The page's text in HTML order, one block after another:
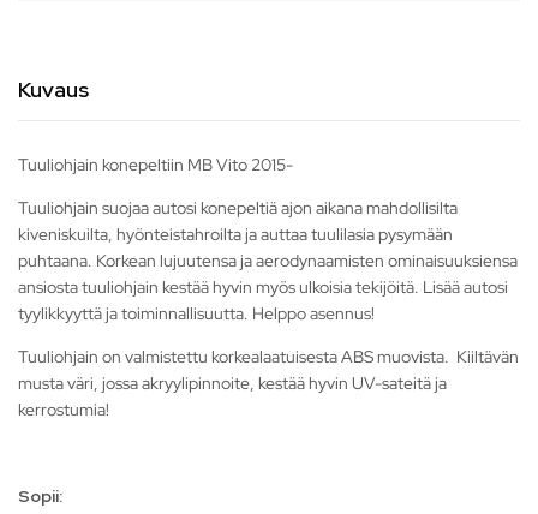
Kuvaus
Tuuliohjain konepeltiin MB Vito 2015-
Tuuliohjain suojaa autosi konepeltiä ajon aikana mahdollisilta
kiveniskuilta, hyönteistahroilta ja auttaa tuulilasia pysymään
puhtaana. Korkean lujuutensa ja aerodynaamisten ominaisuuksiensa
ansiosta tuuliohjain kestää hyvin myös ulkoisia tekijöitä. Lisää autosi
tyylikkyyttä ja toiminnallisuutta. Helppo asennus!
Tuuliohjain on valmistettu korkealaatuisesta ABS muovista. Kiiltävän
musta väri, jossa akryylipinnoite, kestää hyvin UV-sateitä ja
kerrostumia!
Sopii: